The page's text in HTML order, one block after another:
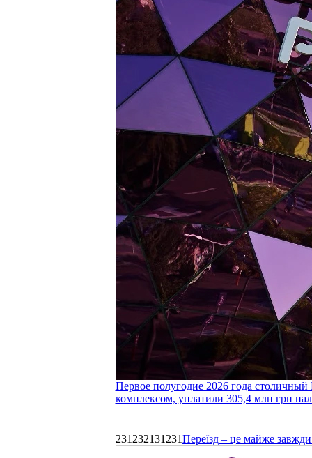
Первое полугодие 2026 года
комплексом, уплатили 305,4 млн грн
231232131231Переїзд – це майже